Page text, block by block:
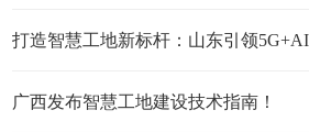
广西发布智慧工地建设技术指南！